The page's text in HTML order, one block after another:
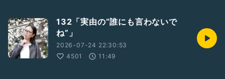
132「実由の“誰にも言わないで
ね”」
2026-07-24 22:30:53
4501
11:49